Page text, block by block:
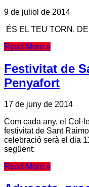
9 de juliol de 2014
ÉS EL TEU TORN,
Read More »
Festivitat de
Penyafort
17 de juny de 2014
Com cada any, el
festivitat de Sant
celebració serà el dia
següent:
Read More »